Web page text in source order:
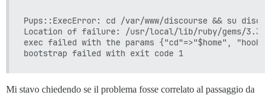
Pups::ExecError: cd /var/www/discourse && su
Location of failure: /usr/local/lib/ruby/gems/3.3.0/
exec failed with the params {"cd"=>"$home",
Mi stavo chiedendo se il problema fosse correlato al passaggio da